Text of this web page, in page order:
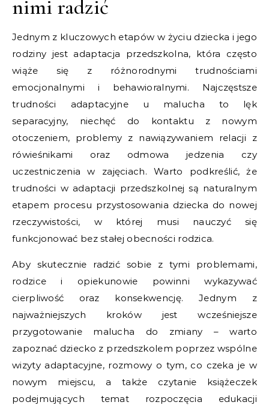
nimi radzić
Jednym z kluczowych etapów w życiu dziecka i jego
rodziny jest adaptacja przedszkolna, która często
wiąże się z różnorodnymi trudnościami
emocjonalnymi i behawioralnymi. Najczęstsze
trudności adaptacyjne u malucha to lęk
separacyjny, niechęć do kontaktu z nowym
otoczeniem, problemy z nawiązywaniem relacji z
rówieśnikami oraz odmowa jedzenia czy
uczestniczenia w zajęciach. Warto podkreślić, że
trudności w adaptacji przedszkolnej są naturalnym
etapem procesu przystosowania dziecka do nowej
rzeczywistości, w której musi nauczyć się
funkcjonować bez stałej obecności rodzica.
Aby skutecznie radzić sobie z tymi problemami,
rodzice i opiekunowie powinni wykazywać
cierpliwość oraz konsekwencję. Jednym z
najważniejszych kroków jest wcześniejsze
przygotowanie malucha do zmiany – warto
zapoznać dziecko z przedszkolem poprzez wspólne
wizyty adaptacyjne, rozmowy o tym, co czeka je w
nowym miejscu, a także czytanie książeczek
podejmujących temat rozpoczęcia edukacji